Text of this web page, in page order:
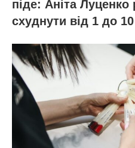
піде: Аніта Луценко
схуднути від 1 до